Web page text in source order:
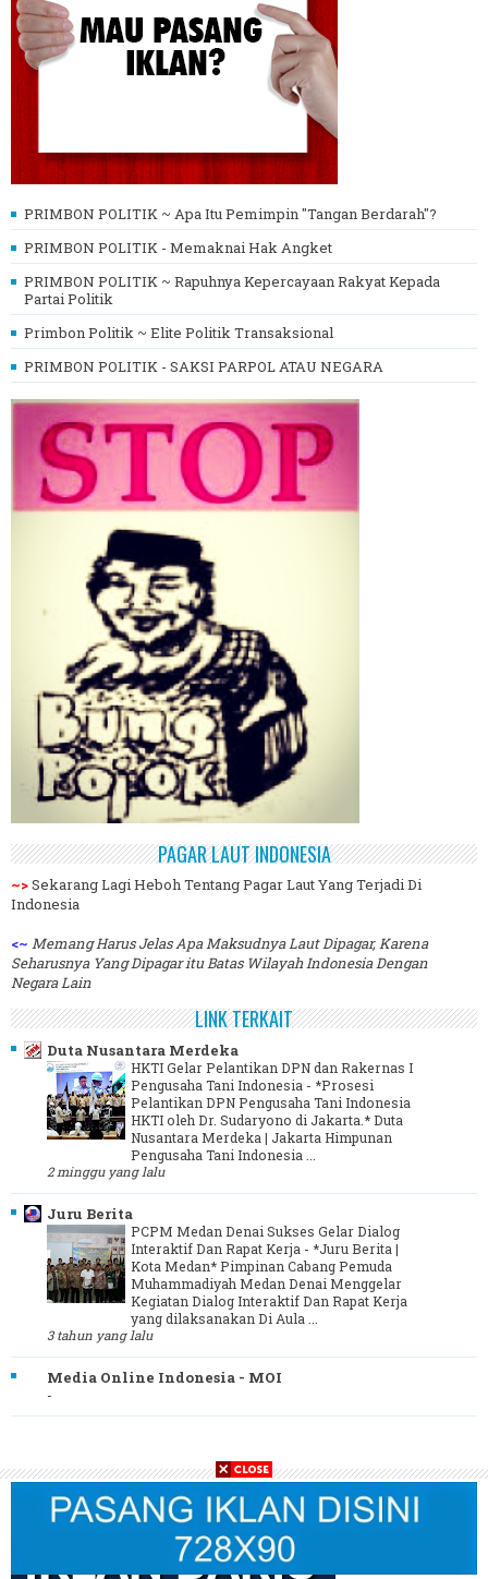
PRIMBON POLITIK ~ Apa Itu Pemimpin "Tangan Berdarah"?
PRIMBON POLITIK - Memaknai Hak Angket
PRIMBON POLITIK ~ Rapuhnya Kepercayaan Rakyat Kepada
Partai Politik
Primbon Politik ~ Elite Politik Transaksional
PRIMBON POLITIK - SAKSI PARPOL ATAU NEGARA
PAGAR LAUT INDONESIA
~>Sekarang Lagi Heboh Tentang Pagar Laut Yang Terjadi Di
Indonesia
<~ Memang Harus Jelas Apa Maksudnya Laut Dipagar, Karena
Seharusnya Yang Dipagar itu Batas Wilayah Indonesia Dengan
Negara Lain
LINK TERKAIT
Duta Nusantara Merdeka
HKTI Gelar Pelantikan DPN dan Rakernas I
Pengusaha Tani Indonesia - *Prosesi
Pelantikan DPN Pengusaha Tani Indonesia
HKTI oleh Dr. Sudaryono di Jakarta.* Duta
Nusantara Merdeka | Jakarta Himpunan
Pengusaha Tani Indonesia ...
2 minggu yang lalu
Juru Berita
PCPM Medan Denai Sukses Gelar Dialog
Interaktif Dan Rapat Kerja - *Juru Berita |
Kota Medan* Pimpinan Cabang Pemuda
Muhammadiyah Medan Denai Menggelar
Kegiatan Dialog Interaktif Dan Rapat Kerja
yang dilaksanakan Di Aula ...
3 tahun yang lalu
Media Online Indonesia - MOI
-